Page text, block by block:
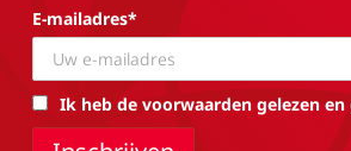
E-mailadres*
Ik heb de voorwaarden gelezen